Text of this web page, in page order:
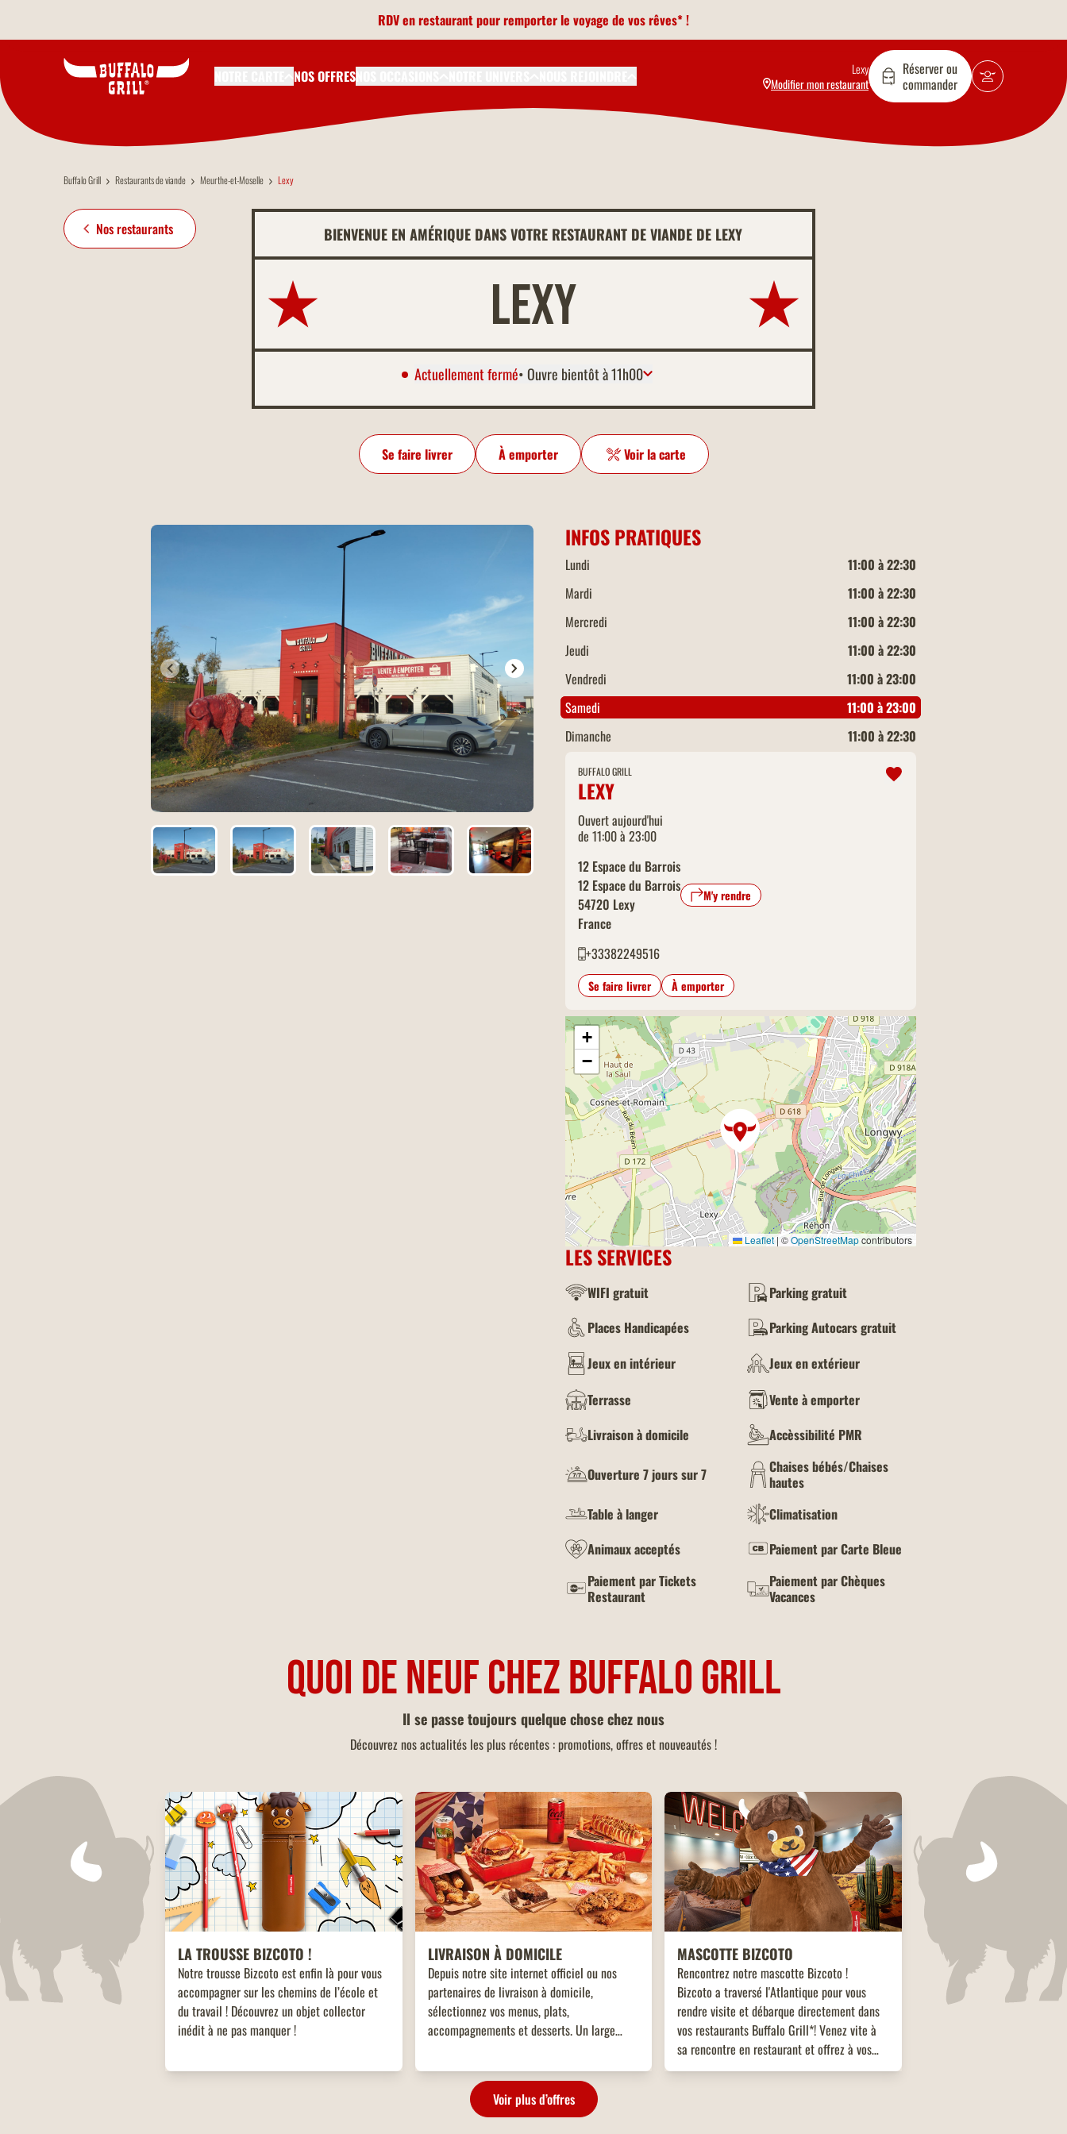
RDV en restaurant pour remporter le voyage de vos rêves* !
NOS OFFRES
Lexy
Modifier mon restaurant
Réserver ou
commander
Buffalo Grill Restaurants de viande Meurthe-et-Moselle Lexy
Nos restaurants BIENVENUE EN AMÉRIQUE DANS VOTRE RESTAURANT DE VIANDE DE LEXY
Lexy
Actuellement fermé• Ouvre bientôt à 11h00
Lundi
11:00 à 22:30
Mercredi
11:00 à 22:30
Jeudi
11:00 à 22:30
Vendredi
11:00 à 23:00
Se faire livrer À emporter Voir la carte
INFOS PRATIQUES
Lundi
11:00 à 22:30
Mardi
11:00 à 22:30
Mercredi
11:00 à 22:30
Jeudi
11:00 à 22:30
Vendredi
11:00 à 23:00
Samedi
11:00 à 23:00
Dimanche
11:00 à 22:30
BUFFALO GRILL
LEXY
Ouvert aujourd'hui
de 11:00 à 23:00
12 Espace du Barrois
12 Espace du Barrois
54720 Lexy
France
M'y rendre
+33382249516
Se faire livrer À emporter
+
−
Leaflet | ©OpenStreetMapcontributors
LES SERVICES
WIFI gratuit
Parking gratuit
Places Handicapées
Parking Autocars gratuit
Jeux en intérieur
Jeux en extérieur
Terrasse
Vente à emporter
Livraison à domicile
Accèssibilité PMR
Ouverture 7 jours sur 7
Chaises bébés/Chaises
hautes
Table à langer
Climatisation
Animaux acceptés
Paiement par Carte Bleue
Paiement par Tickets
Restaurant
Paiement par Chèques
Vacances
QUOI DE NEUF CHEZ BUFFALO GRILL
Il se passe toujours quelque chose chez nous
Découvrez nos actualités les plus récentes : promotions, offres et nouveautés !
LA TROUSSE BIZCOTO !
Notre trousse Bizcoto est enfin là pour vous
accompagner sur les chemins de l’école et
du travail ! Découvrez un objet collector
inédit à ne pas manquer !
LIVRAISON À DOMICILE
Depuis notre site internet officiel ou nos
partenaires de livraison à domicile,
sélectionnez vos menus, plats,
accompagnements et desserts. Un large
les envies !
MASCOTTE BIZCOTO
Rencontrez notre mascotte Bizcoto !
Bizcoto a traversé l'Atlantique pour vous
rendre visite et débarque directement dans
vos restaurants Buffalo Grill*! Venez vite à
sa rencontre en restaurant et offrez à vos
enfants une expérience unique et mémorable
Voir plus d’offres